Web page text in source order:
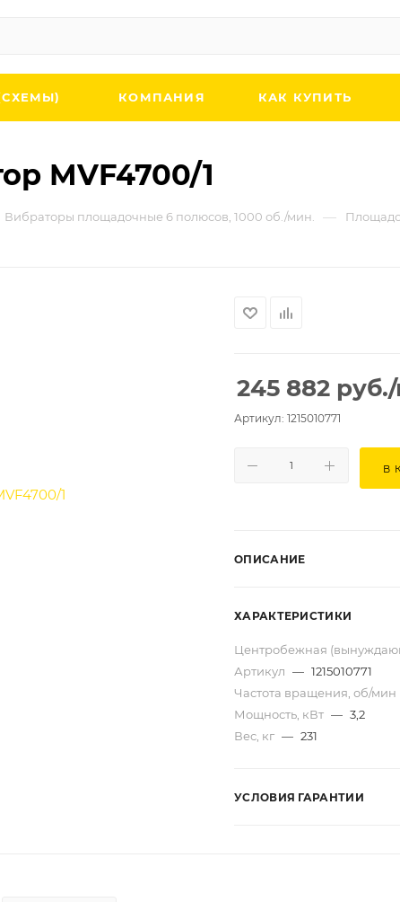
КОМПАНИЯ КАК КУПИТЬ
MVF4700/1
Вибраторы площадочные 6 полюсов, 1000 об./мин. —
245 882 руб.
Артикул: 1215010771
В
ОПИСАНИЕ
ХАРАКТЕРИСТИКИ
Центробежная
Артикул — 1215010771
Частота вращения, об/мин
Мощность, кВт — 3,2
Вес, кг — 231
УСЛОВИЯ ГАРАНТИИ